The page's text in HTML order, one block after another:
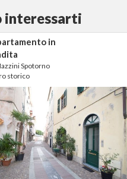
interessarti
in
Spotorno
storico